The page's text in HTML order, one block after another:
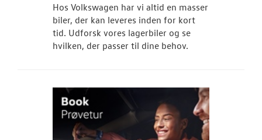
Hos Volkswagen har vi altid en masser
biler, der kan leveres inden for kort
tid. Udforsk vores lagerbiler og se
hvilken, der passer til dine behov.